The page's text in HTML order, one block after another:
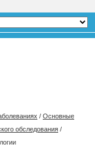
/ Основные
обследования /